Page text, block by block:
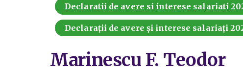
Declaratii de avere si interese salariati
Declarații de avere și interese salariați
Marinescu F. Teodor